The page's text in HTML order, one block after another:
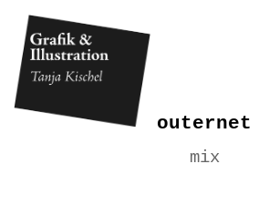
outernet
mix